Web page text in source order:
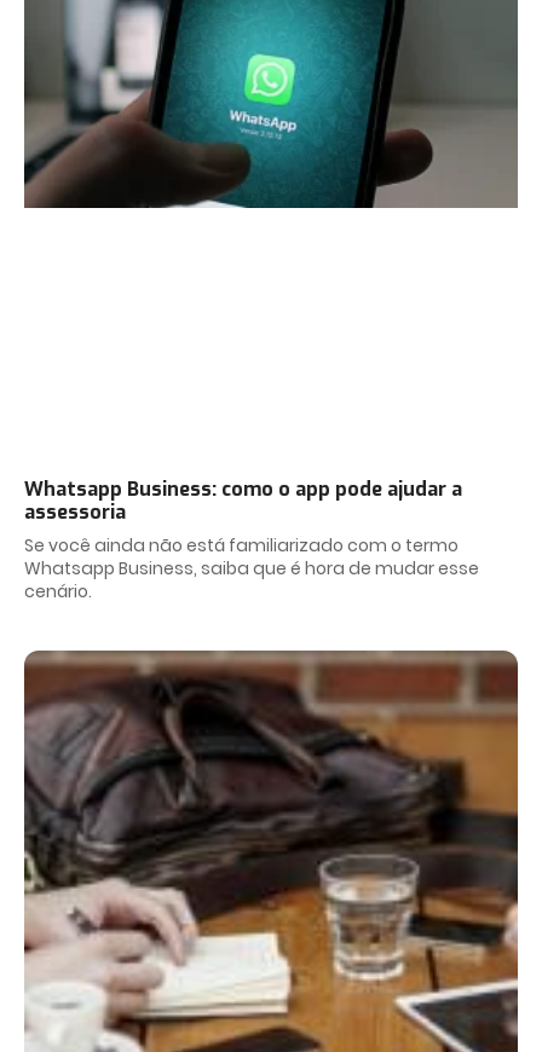
Whatsapp Business: como o app pode ajudar a
assessoria
Se você ainda não está familiarizado com o termo
Whatsapp Business, saiba que é hora de mudar esse
cenário.